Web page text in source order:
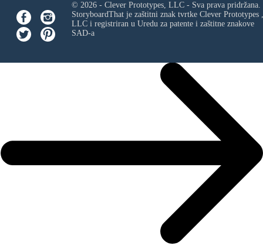
© 2026 - Clever Prototypes, LLC - Sva prava pridržana.
StoryboardThat je zaštitni znak tvrtke Clever Prototypes ,
LLCi registriran u Uredu za patente i zaštitne znakove
SAD-a